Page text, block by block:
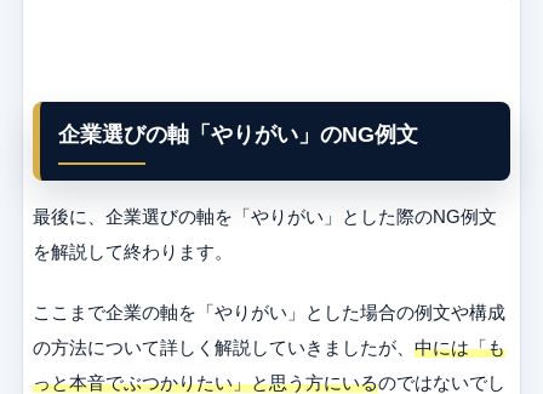
企業選びの軸「やりがい」のNG例文
最後に、企業選びの軸を「やりがい」とした際のNG例文
を解説して終わります。
ここまで企業の軸を「やりがい」とした場合の例文や構成
の方法について詳しく解説していきましたが、 中には「も
っと本音でぶつかりたい」と思う方にいるのではないでし